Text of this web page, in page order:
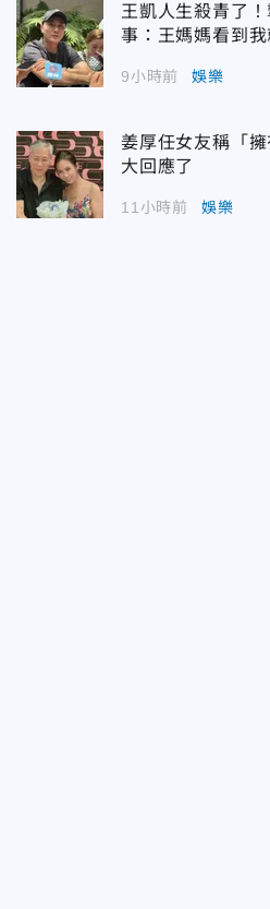
王凱人生殺青了
事：王媽媽看到我
9小時前 娛樂
姜厚任女友稱「
大回應了
11小時前 娛樂